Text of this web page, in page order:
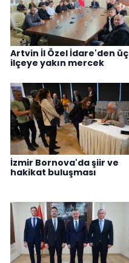
Artvin İl Özel İdare'den üç
ilçeye yakın mercek
İzmir Bornova'da şiir ve
hakikat buluşması